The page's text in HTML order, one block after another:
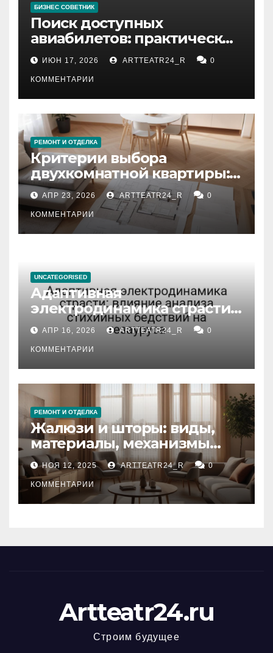
БИЗНЕС СОВЕТНИК
Поиск доступных
авиабилетов: практические
рекомендации
ИЮН 17, 2026 ARTTEATR24_R 0
КОММЕНТАРИИ
РЕМОНТ И ОТДЕЛКА
Критерии выбора
двухкомнатной квартиры:
планировка, площадь,
состояние и документация
АПР 23, 2026 ARTTEATR24_R 0
КОММЕНТАРИИ
UNCATEGORISED
Адаптивная
электродинамика страсти:
влияние анализа
стихийных бедствий на
тезауруса
АПР 16, 2026 ARTTEATR24_R 0
КОММЕНТАРИИ
РЕМОНТ И ОТДЕЛКА
Жалюзи и шторы: виды,
материалы, механизмы
управления и уход
НОЯ 12, 2025 ARTTEATR24_R 0
КОММЕНТАРИИ
Artteatr24.ru
Строим будущее